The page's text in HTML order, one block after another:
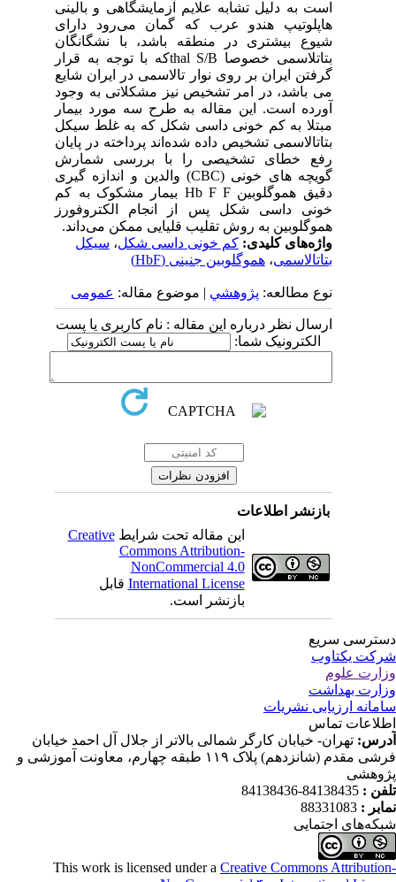
است به دلیل تشابه علایم آزمایشگاهی و بالینی
هاپلوتیپ هندو عرب که گمان می‌رود دارای
شیوع بیشتری در منطقه باشد، با نشگانگان
بتاتلاسمی خصوصا thal S/Bکه با توجه به قرار
گرفتن ایران بر روی نوار تالاسمی در ایران شایع
می ‌باشد، در امر تشخیص نیز مشکلاتی به وجود
آورده است. این مقاله به طرح سه مورد بیمار
مبتلا به کم خونی داسی شکل که به غلط سیکل
بتاتالاسمی تشخیص داده شده‌اند پرداخته در پایان
رفع خطای تشخیصی را با بررسی شمارش
گویچه‌ های خونی (CBC) والدین و اندازه ‌گیری
دقیق هموگلوبین Hb F F بیمار مشکوک به کم
خونی داسی شکل پس از انجام الکتروفورز
هموگلوبین به روش تقلیب قلیایی ممکن می‌داند.
واژه‌های کلیدی:کم خونی داسی شکل،سیکل
بتاتالاسمی،هموگلوبین جنینی (HbF)
نوع مطالعه:پژوهشي| موضوع مقاله:عمومى
ارسال نظر درباره این مقاله : نام کاربری یا پست
الکترونیک شما:
بازنشر اطلاعات
این مقاله تحت شرایطCreative
Commons Attribution-
NonCommercial 4.0
International Licenseقابل
بازنشر است.
سریع
یکتاوب
علوم
بهداشت
ارزیابی نشریات
تماس
تهران- خیابان کارگر شمالی بالاتر از جلال آل احمد خیابان
فرشی مقدم (شانزدهم) پلاک ۱۱۹ طبقه چهارم، معاونت آموزشی و
:
84138435-84138436
:
88331083
اجتمایی
This work is licensed under aCreative Commons